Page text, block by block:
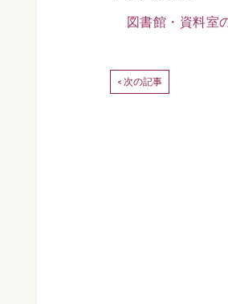
図書館・資料室
< 次の記事